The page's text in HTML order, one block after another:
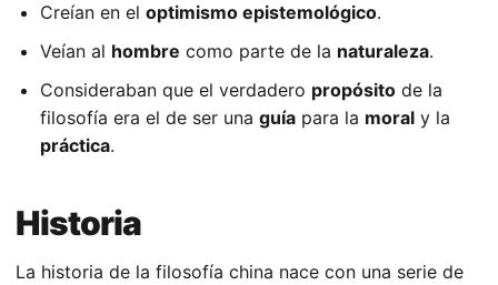
Creían en el optimismo epistemológico.
Veían al hombre como parte de la naturaleza.
Consideraban que el verdadero propósito de la
filosofía era el de ser una guía para la moral y la
práctica.
Historia
La historia de la filosofía china nace con una serie de